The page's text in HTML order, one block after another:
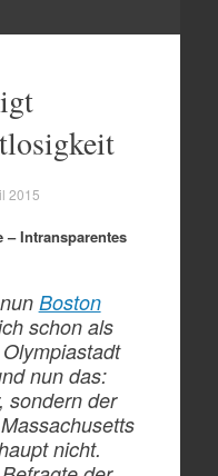
2015
Intransparentes
Boston
schon als
nun das:
sondern der
nicht.